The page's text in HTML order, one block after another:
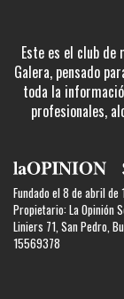
Este es el club de
Galera, pensado
toda la
profesionales,
Fundado el 8 de abril
Propietario: La Opinión
Liniers 71, San Pedro,
15569378